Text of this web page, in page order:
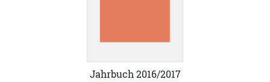
Jahrbuch 2016/2017